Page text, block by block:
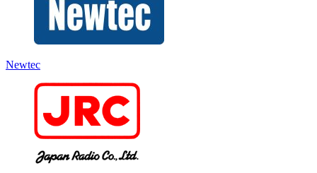
Newtec